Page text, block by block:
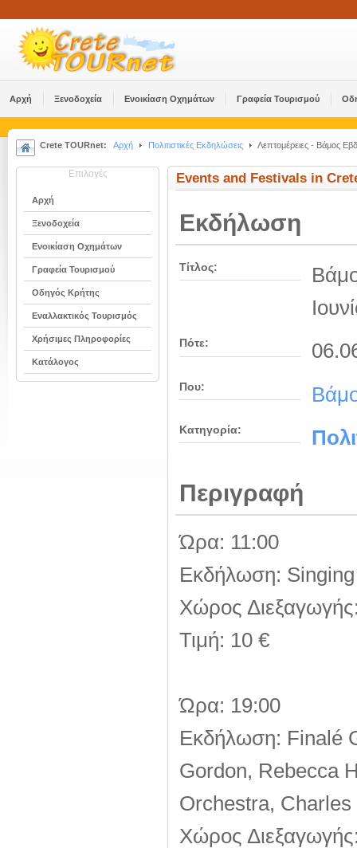
Αρχή Ξενοδοχεία Ενοικίαση Οχημάτων Γραφεία Τουρισμού
Crete TOURnet: Αρχή Πολιτιστικές Εκδηλώσεις Λεπτομέρειες - Βάμος
Επιλογές
Αρχή
Ξενοδοχεία
Ενοικίαση Οχημάτων
Γραφεία Τουρισμού
Οδηγός Κρήτης
Εναλλακτικός Τουρισμός
Χρήσιμες Πληροφορίες
Κατάλογος
Events and Festivals in
Εκδήλωση
Τίτλος:
Πότε:
Που:
Κατηγορία:
Περιγραφή
Ώρα: 11:00
Εκδήλωση:
Χώρος
Τιμή: 10 €
Ώρα: 19:00
Εκδήλωση: Finalé
Gordon, Rebecca
Orchestra,
Χώρος